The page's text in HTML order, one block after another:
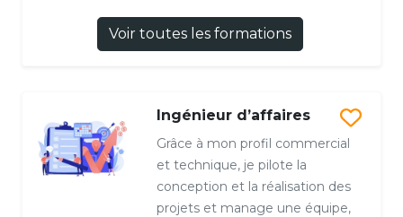
Voir toutes les formations
Ingénieur d’affaires
Grâce à mon profil commercial
et technique, je pilote la
conception et la réalisation des
projets et manage une équipe,